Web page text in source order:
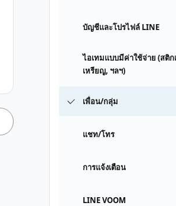
บัญชีและโปรไฟล์ LINE
ไอเทมแบบมีค่าใช้จ่าย (สติก
เหรียญ, ฯลฯ)
เพื่อน/กลุ่ม
แชท/โทร
การแจ้งเตือน
LINE VOOM